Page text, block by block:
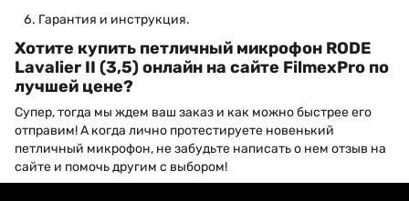
Гарантия и инструкция.
Хотите купить петличный микрофон RODE
Lavalier II (3,5) онлайн на сайте FilmexPro по
лучшей цене?
Супер, тогда мы ждем ваш заказ и как можно быстрее его
отправим! А когда лично протестируете новенький
петличный микрофон, не забудьте написать о нем отзыв на
сайте и помочь другим с выбором!